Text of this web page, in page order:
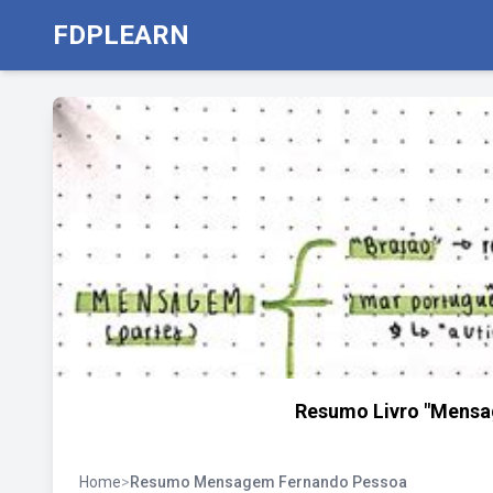
FDPLEARN
Resumo Livro
Home>Resumo Mensagem Fernando Pessoa